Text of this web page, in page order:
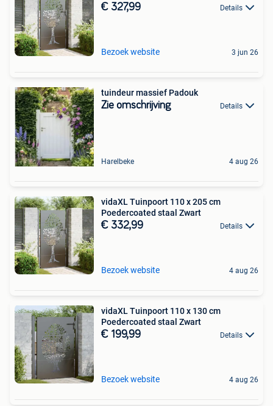
€ 327,99 Details
Bezoek website 3 jun 26
tuindeur massief Padouk
Zie omschrijving Details
Harelbeke 4 aug 26
vidaXL Tuinpoort 110 x 205 cm
Poedercoated staal Zwart
€ 332,99 Details
Bezoek website 4 aug 26
vidaXL Tuinpoort 110 x 130 cm
Poedercoated staal Zwart
€ 199,99 Details
Bezoek website 4 aug 26